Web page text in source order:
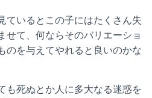
ているとこの子にはたくさん失
せて、何ならそのバリエーショ
のを与えてやれると良いのかな
も死ぬとか人に多大なる迷惑を